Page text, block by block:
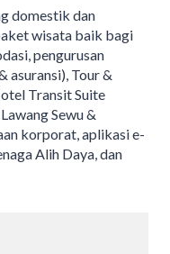
domestik dan
wisata baik bagi
pengurusan
asuransi), Tour &
Transit Suite
Sewu &
korporat, aplikasi e-
Alih Daya, dan